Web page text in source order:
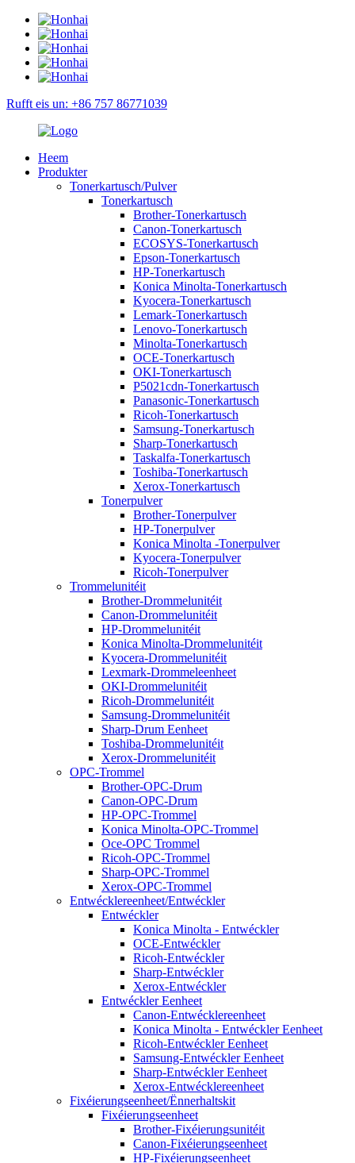
Rufft eis un: +86 757 86771039
Heem
Produkter
Tonerkartusch/Pulver
Tonerkartusch
Brother-Tonerkartusch
Canon-Tonerkartusch
ECOSYS-Tonerkartusch
Epson-Tonerkartusch
HP-Tonerkartusch
Konica Minolta-Tonerkartusch
Kyocera-Tonerkartusch
Lemark-Tonerkartusch
Lenovo-Tonerkartusch
Minolta-Tonerkartusch
OCE-Tonerkartusch
OKI-Tonerkartusch
P5021cdn-Tonerkartusch
Panasonic-Tonerkartusch
Ricoh-Tonerkartusch
Samsung-Tonerkartusch
Sharp-Tonerkartusch
Taskalfa-Tonerkartusch
Toshiba-Tonerkartusch
Xerox-Tonerkartusch
Tonerpulver
Brother-Tonerpulver
HP-Tonerpulver
Konica Minolta -Tonerpulver
Kyocera-Tonerpulver
Ricoh-Tonerpulver
Trommelunitéit
Brother-Drommelunitéit
Canon-Drommelunitéit
HP-Drommelunitéit
Konica Minolta-Drommelunitéit
Kyocera-Drommelunitéit
Lexmark-Drommeleenheet
OKI-Drommelunitéit
Ricoh-Drommelunitéit
Samsung-Drommelunitéit
Sharp-Drum Eenheet
Toshiba-Drommelunitéit
Xerox-Drommelunitéit
OPC-Trommel
Brother-OPC-Drum
Canon-OPC-Drum
HP-OPC-Trommel
Konica Minolta-OPC-Trommel
Oce-OPC Trommel
Ricoh-OPC-Trommel
Sharp-OPC-Trommel
Xerox-OPC-Trommel
Entwécklereenheet/Entwéckler
Entwéckler
Konica Minolta - Entwéckler
OCE-Entwéckler
Ricoh-Entwéckler
Sharp-Entwéckler
Xerox-Entwéckler
Entwéckler Eenheet
Canon-Entwécklereenheet
Konica Minolta - Entwéckler Eenheet
Ricoh-Entwéckler Eenheet
Samsung-Entwéckler Eenheet
Sharp-Entwéckler Eenheet
Xerox-Entwécklereenheet
Fixéierungseenheet/Ënnerhaltskit
Fixéierungseenheet
Brother-Fixéierungsunitéit
Canon-Fixéierungseenheet
HP-Fixéierungseenheet